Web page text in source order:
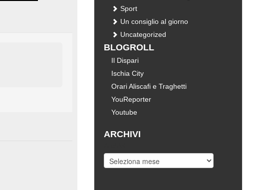
Sport
Un consiglio al giorno
Uncategorized
BLOGROLL
Il Dispari
Ischia City
Orari Aliscafi e Traghetti
YouReporter
Youtube
ARCHIVI